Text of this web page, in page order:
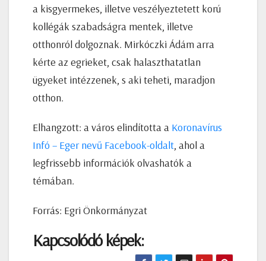
a kisgyermekes, illetve veszélyeztetett korú
kollégák szabadságra mentek, illetve
otthonról dolgoznak. Mirkóczki Ádám arra
kérte az egrieket, csak halaszthatatlan
ügyeket intézzenek, s aki teheti, maradjon
otthon.
Elhangzott: a város elindította a Koronavírus
Infó – Eger nevű Facebook-oldalt, ahol a
legfrissebb információk olvashatók a
témában.
Forrás: Egri Önkormányzat
Kapcsolódó képek: